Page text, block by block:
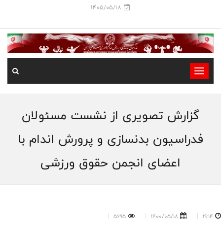
1405/05/18
-
-
-
-
گزارش تصویری از نشست مسئولان
فدراسیون بدنسازی و پرورش اندام با
اعضای انجمن حقوق ورزشی
19:14
1400/05/18
5695